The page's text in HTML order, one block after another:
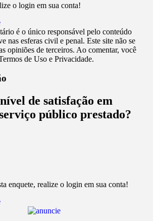
o login em sua conta!
é o único responsável pelo conteúdo
nas esferas civil e penal. Este site não se
opiniões de terceiros. Ao comentar, você
de Uso e Privacidade.
de satisfação em
público prestado?
enquete, realize o login em sua conta!